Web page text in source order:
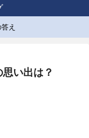
え
い出は？